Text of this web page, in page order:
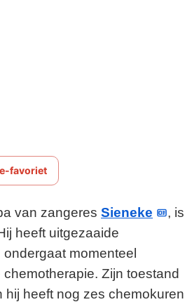
favoriet
van zangeres Sieneke
, is
heeft uitgezaaide
momenteel
Zijn toestand
hij heeft nog zes chemokuren